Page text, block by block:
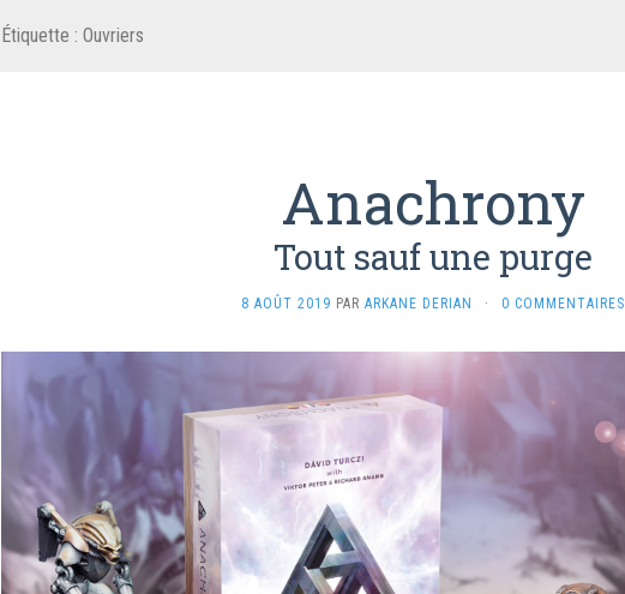
Étiquette : Ouvriers
Anachrony
Tout sauf une purge
8 AOÛT 2019 PAR ARKANE DERIAN · 0 COMMENTAIRES